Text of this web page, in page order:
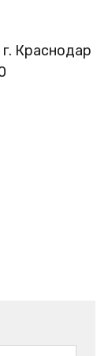
Краснодар